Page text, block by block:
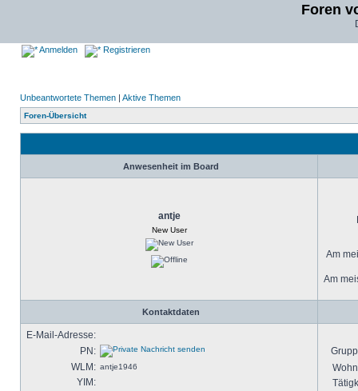
Foren
Anmelden Registrieren
Unbeantwortete Themen | Aktive Themen
Foren-Übersicht
Anwesenheit im Board
antje
New User
Am
Am
Kontaktdaten
E-Mail-Adresse:
PN:
WLM: antje1946
YIM: